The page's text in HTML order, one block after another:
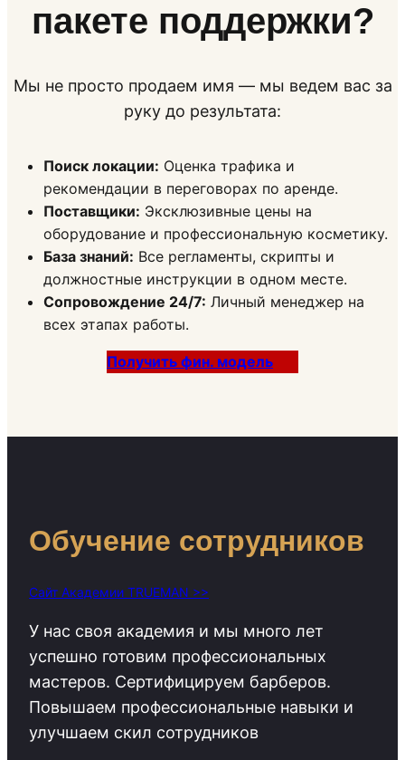
пакете поддержки?
Мы не просто продаем имя — мы ведем вас за
руку до результата:
Поиск локации: Оценка трафика и
рекомендации в переговорах по аренде.
Поставщики: Эксклюзивные цены на
оборудование и профессиональную косметику.
База знаний: Все регламенты, скрипты и
должностные инструкции в одном месте.
Сопровождение 24/7: Личный менеджер на
всех этапах работы.
Получить фин. модель
Обучение сотрудников
Сайт Академии TRUEMAN >>
У нас своя академия и мы много лет
успешно готовим профессиональных
мастеров. Сертифицируем барберов.
Повышаем профессиональные навыки и
улучшаем скил сотрудников